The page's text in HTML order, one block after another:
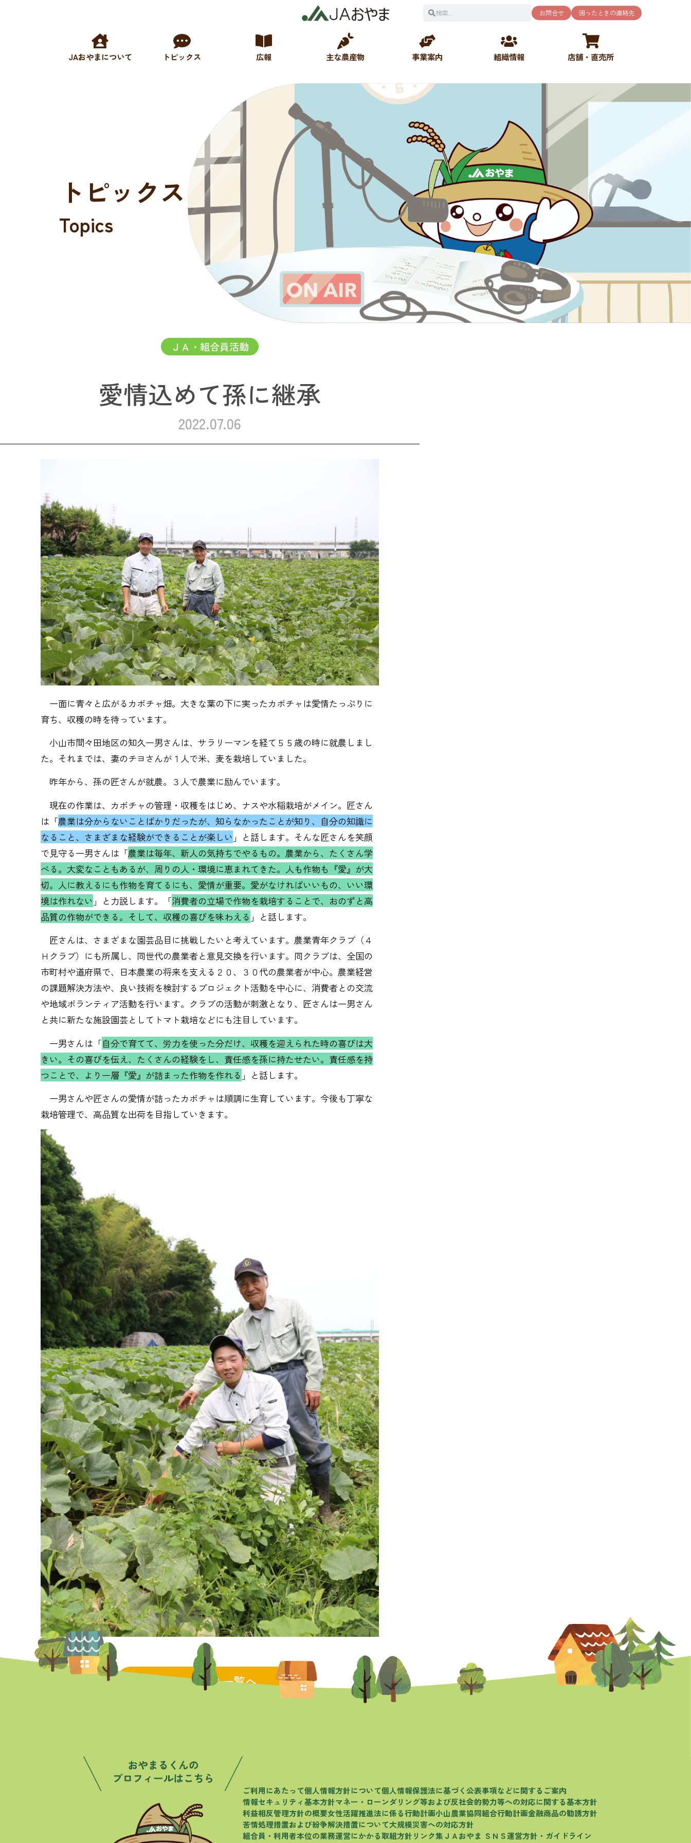
お問合せ 困ったときの連絡先
JAおやまについて トピックス 広報 主な農産物 事業案内 組織情報 店舗・直売所
トピックス
Topics
ＪＡ・組合員活動
愛情込めて孫に継承
2022.07.06
一面に青々と広がるカボチャ畑。大きな葉の下に実ったカボチャは愛情たっぷりに
育ち、収穫の時を待っています。
小山市間々田地区の知久一男さんは、サラリーマンを経て５５歳の時に就農しまし
た。それまでは、妻のチヨさんが１人で米、麦を栽培していました。
昨年から、孫の匠さんが就農。３人で農業に励んでいます。
現在の作業は、カボチャの管理・収穫をはじめ、ナスや水稲栽培がメイン。匠さん
は「農業は分からないことばかりだったが、知らなかったことが知り、自分の知識に
なること、さまざまな経験ができることが楽しい 」と話します。そんな匠さんを笑顔
で見守る一男さんは「農業は毎年、新人の気持ちでやるもの。農業から、たくさん学
べる。大変なこともあるが、周りの人・環境に恵まれてきた。人も作物も『愛』が大
切。人に教えるにも作物を育てるにも、愛情が重要。愛がなければいいもの、いい環
境は作れない 」と力説します。「消費者の立場で作物を栽培することで、おのずと高
品質の作物ができる。そして、収穫の喜びを味わえる 」と話します。
匠さんは、さまざまな園芸品目に挑戦したいと考えています。農業青年クラブ（４
Ｈクラブ）にも所属し、同世代の農業者と意見交換を行います。同クラブは、全国の
市町村や道府県で、日本農業の将来を支える２０、３０代の農業者が中心。農業経営
の課題解決方法や、良い技術を検討するプロジェクト活動を中心に、消費者との交流
や地域ボランティア活動を行います。クラブの活動が刺激となり、匠さんは一男さん
と共に新たな施設園芸としてトマト栽培などにも注目しています。
一男さんは「自分で育てて、労力を使った分だけ、収穫を迎えられた時の喜びは大
きい。その喜びを伝え、たくさんの経験をし、責任感を孫に持たせたい。責任感を持
つことで、より一層『愛』が詰まった作物を作れる 」と話します。
一男さんや匠さんの愛情が詰ったカボチャは順調に生育しています。今後も丁寧な
栽培管理で、高品質な出荷を目指していきます。
トピックス一覧へ
ご利用にあたって個人情報方針について個人情報保護法に基づく公表事項などに関するご案内
情報セキュリティ基本方針マネー・ローンダリング等および反社会的勢力等への対応に関する基本方針
利益相反管理方針の概要女性活躍推進法に係る行動計画小山農業協同組合行動計画金融商品の勧誘方針
苦情処理措置および紛争解決措置について大規模災害への対応方針
組合員・利用者本位の業務運営にかかる取組方針 リンク集 ＪＡおやま ＳＮＳ運営方針・ガイドライン